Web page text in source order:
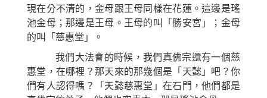
現在分不清的，金母跟王母同樣在花蓮。這邊是瑤
池金母；那邊是王母。王母的叫「勝安宮」；金母
的叫「慈惠堂」。
我們大法會的時候，我們真佛宗還有一個慈
惠堂，在哪裡？那天來的那幾個是「天懿」吧？你
們有人認得嗎？「天懿慈惠堂」在石門，他們都是